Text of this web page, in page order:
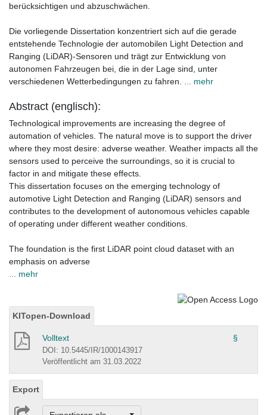
berücksichtigen und abzuschwächen.
Die vorliegende Dissertation konzentriert sich auf die gerade
entstehende Technologie der automobilen Light Detection and
Ranging (LiDAR)-Sensoren und trägt zur Entwicklung von
autonomen Fahrzeugen bei, die in der Lage sind, unter
verschiedenen Wetterbedingungen zu fahren.
... mehr
Abstract (englisch):
Technological improvements are increasing the degree of
automation of vehicles. The natural move is to support the driver
where they most desire: adverse weather. Weather impacts all the
sensors used to perceive the surroundings, so it is crucial to
factor in and mitigate these effects.
This dissertation focuses on the emerging technology of
automotive Light Detection and Ranging (LiDAR) sensors and
contributes to the development of autonomous vehicles capable
of operating under different weather conditions.
The foundation is the first LiDAR point cloud dataset with an
emphasis on adverse
... mehr
KITopen-Download
Volltext §
DOI: 10.5445/IR/1000143917
Veröffentlicht am 31.03.2022
Export